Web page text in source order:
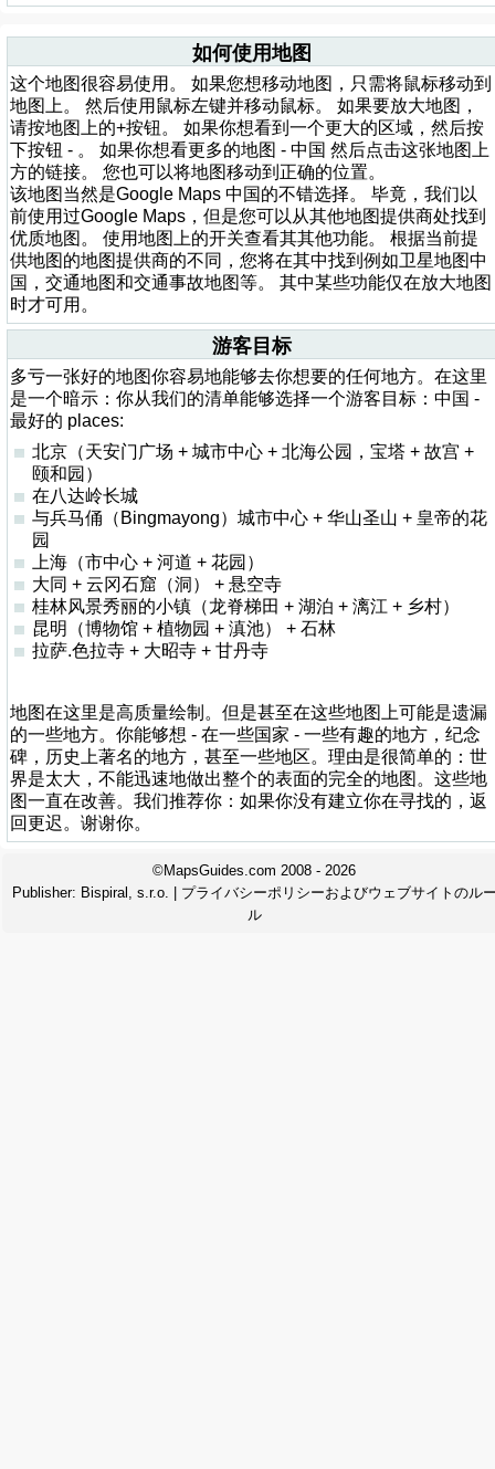
如何使用地图
这个地图很容易使用。 如果您想移动地图，只需将鼠标移动到
地图上。 然后使用鼠标左键并移动鼠标。 如果要放大地图，
请按地图上的+按钮。 如果你想看到一个更大的区域，然后按
下按钮 - 。 如果你想看更多的地图 - 中国 然后点击这张地图上
方的链接。 您也可以将地图移动到正确的位置。
该地图当然是Google Maps 中国的不错选择。 毕竟，我们以
前使用过Google Maps，但是您可以从其他地图提供商处找到
优质地图。 使用地图上的开关查看其其他功能。 根据当前提
供地图的地图提供商的不同，您将在其中找到例如卫星地图中
国，交通地图和交通事故地图等。 其中某些功能仅在放大地图
时才可用。
游客目标
多亏一张好的地图你容易地能够去你想要的任何地方。在这里
是一个暗示：你从我们的清单能够选择一个游客目标：中国 -
最好的 places:
北京（天安门广场 + 城市中心 + 北海公园，宝塔 + 故宫 +
颐和园）
在八达岭长城
与兵马俑（Bingmayong）城市中心 + 华山圣山 + 皇帝的花
园
上海（市中心 + 河道 + 花园）
大同 + 云冈石窟（洞） + 悬空寺
桂林风景秀丽的小镇（龙脊梯田 + 湖泊 + 漓江 + 乡村）
昆明（博物馆 + 植物园 + 滇池） + 石林
拉萨.色拉寺 + 大昭寺 + 甘丹寺
地图在这里是高质量绘制。但是甚至在这些地图上可能是遗漏
的一些地方。你能够想 - 在一些国家 - 一些有趣的地方，纪念
碑，历史上著名的地方，甚至一些地区。理由是很简单的：世
界是太大，不能迅速地做出整个的表面的完全的地图。这些地
图一直在改善。我们推荐你：如果你没有建立你在寻找的，返
回更迟。谢谢你。
©MapsGuides.com 2008 - 2026
Publisher: Bispiral, s.r.o.
プライバシーポリシーおよびウェブサイトのル
ル